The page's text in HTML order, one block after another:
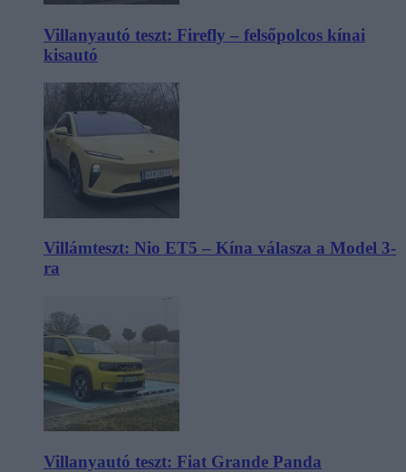
Villanyautó teszt: Firefly – felsőpolcos kínai
kisautó
Villámteszt: Nio ET5 – Kína válasza a Model 3-
ra
Villanyautó teszt: Fiat Grande Panda